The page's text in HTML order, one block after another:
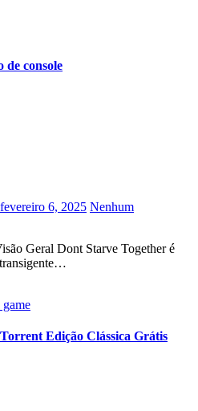
de console
fevereiro 6, 2025 Nenhum
Edição Clássica Grátis